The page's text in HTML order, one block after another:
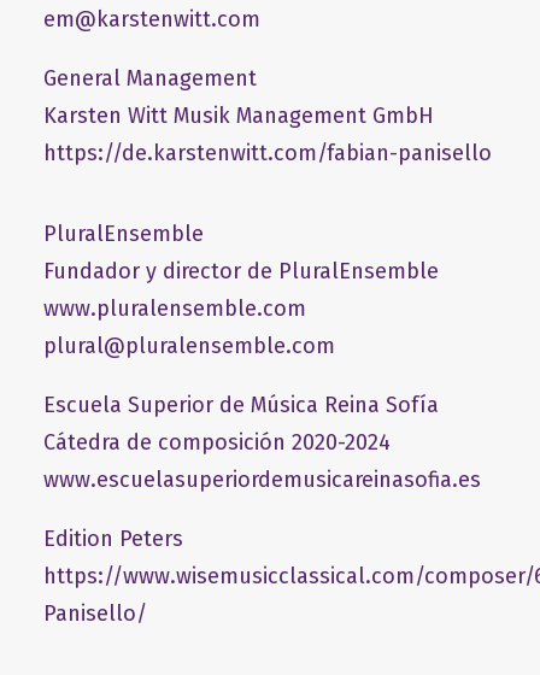
em@karstenwitt.com
General Management
​Karsten Witt Musik Management GmbH​
https://de.karstenwitt.com/fabian-panisello
PluralEnsemble
Fundador y director de PluralEnsemble
www.pluralensemble.com
plural@pluralensemble.com
Escuela Superior de Música Reina Sofía
Cátedra de composición 2020-2024
www.escuelasuperiordemusicareinasofia.es
Edition Peters
https://www.wisemusicclassical.com/composer/
Panisello/